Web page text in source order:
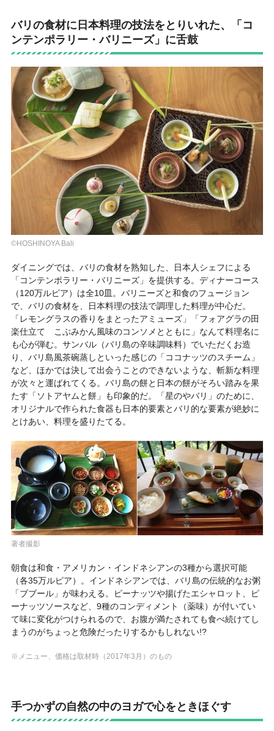
バリの食材に日本料理の技法をとりいれた、「コ
ンテンポラリー・バリニーズ」に舌鼓
©HOSHINOYA Bali
ダイニングでは、バリの食材を熟知した、日本人シェフによる
「コンテンポラリー・バリニーズ」を提供する。ディナーコース
（120万ルピア）は全10皿。バリニーズと和食のフュージョン
で、バリの食材を、日本料理の技法で調理した料理が中心だ。
「レモングラスの香りをまとったアミューズ」「フォアグラの田
楽仕立て こぶみかん風味のコンソメとともに」なんて料理名に
も心が弾む。サンバル（バリ島の辛味調味料）でいただくお造
り、バリ島風茶碗蒸しといった感じの「ココナッツのスチーム」
など、ほかでは決して出会うことのできないような、斬新な料理
が次々と運ばれてくる。バリ島の餅と日本の餅がそろい踏みを果
たす「ソトアヤムと餅」も印象的だ。「星のやバリ」のために、
オリジナルで作られた食器も日本的要素とバリ的な要素が絶妙に
とけあい、料理を盛りたてる。
著者撮影
朝食は和食・アメリカン・インドネシアンの3種から選択可能
（各35万ルピア）。インドネシアンでは、バリ島の伝統的なお粥
「ブブール」が味わえる。ピーナッツや揚げたエシャロット、ピ
ーナッツソースなど、9種のコンディメント（薬味）が付いてい
て味に変化がつけられるので、お腹が満たされても食べ続けてし
まうのがちょっと危険だったりするかもしれない!?
※メニュー、価格は取材時（2017年3月）のもの
手つかずの自然の中のヨガで心をときほぐす